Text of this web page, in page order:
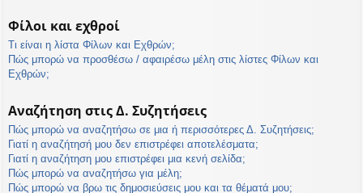
Φίλοι και εχθροί
Τι είναι η λίστα Φίλων και Εχθρών;
Πώς μπορώ να προσθέσω / αφαιρέσω μέλη στις λίστες Φίλων και
Εχθρών;
Αναζήτηση στις Δ. Συζητήσεις
Πώς μπορώ να αναζητήσω σε μια ή περισσότερες Δ. Συζητήσεις;
Γιατί η αναζήτησή μου δεν επιστρέφει αποτελέσματα;
Γιατί η αναζήτηση μου επιστρέφει μια κενή σελίδα;
Πώς μπορώ να αναζητήσω για μέλη;
Πώς μπορώ να βρω τις δημοσιεύσεις μου και τα θέματά μου;